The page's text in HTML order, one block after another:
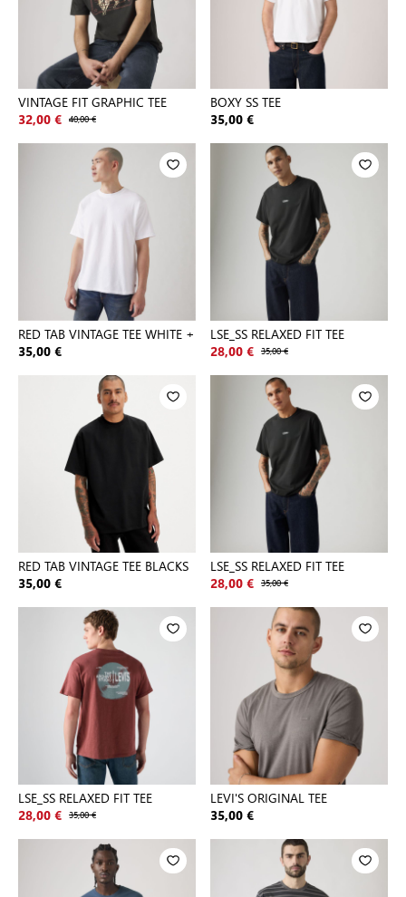
VINTAGE FIT GRAPHIC TEE
32,00 € 40,00 €
BOXY SS TEE
35,00 €
RED TAB VINTAGE TEE WHITE +
35,00 €
LSE_SS RELAXED FIT TEE
28,00 € 35,00 €
RED TAB VINTAGE TEE BLACKS
35,00 €
LSE_SS RELAXED FIT TEE
28,00 € 35,00 €
LSE_SS RELAXED FIT TEE
28,00 € 35,00 €
LEVI'S ORIGINAL TEE
35,00 €